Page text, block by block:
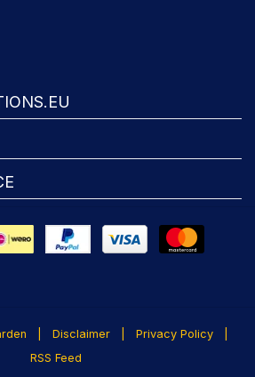
Disclaimer Privacy Policy
RSS Feed